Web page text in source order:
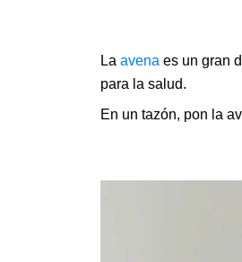
La avena es un gran
para la salud.
En un tazón, pon la